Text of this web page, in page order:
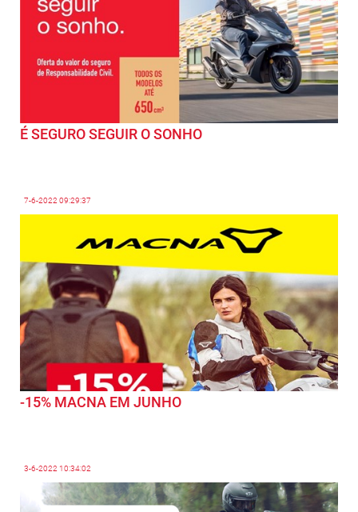
É SEGURO SEGUIR O SONHO
7-6-2022 09:29:37
-15% MACNA EM JUNHO
3-6-202210:34:02